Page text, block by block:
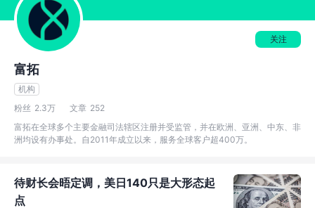
关注
富拓
机构
粉丝 2.3万 文章 252
富拓在全球多个主要金融司法辖区注册并受监管，并在欧洲、亚洲、中东、非
洲均设有办事处。自2011年成立以来，服务全球客户超400万。
待财长会晤定调，美日140只是大形态起
点